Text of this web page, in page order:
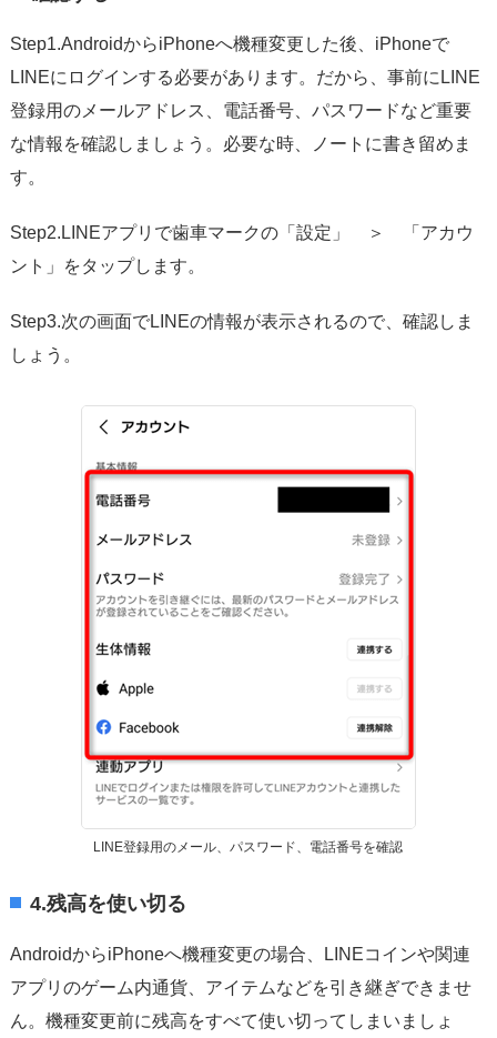
Step1.AndroidからiPhoneへ機種変更した後、iPhoneで
LINEにログインする必要があります。だから、事前にLINE
登録用のメールアドレス、電話番号、パスワードなど重要
な情報を確認しましょう。必要な時、ノートに書き留めま
す。
Step2.LINEアプリで歯車マークの「設定」 ＞ 「アカウ
ント」をタップします。
Step3.次の画面でLINEの情報が表示されるので、確認しま
しょう。
LINE登録用のメール、パスワード、電話番号を確認
4.残高を使い切る
AndroidからiPhoneへ機種変更の場合、LINEコインや関連
アプリのゲーム内通貨、アイテムなどを引き継ぎできませ
ん。機種変更前に残高をすべて使い切ってしまいましょ